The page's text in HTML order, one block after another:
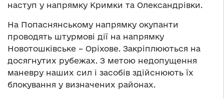
наступ у напрямку Кримки та Олександрівки.
На Попаснянському напрямку окупанти
проводять штурмові дії на напрямку
Новотошківське – Оріхове. Закріплюються на
досягнутих рубежах. З метою недопущення
маневру наших сил і засобів здійснюють їх
блокування у визначених районах.